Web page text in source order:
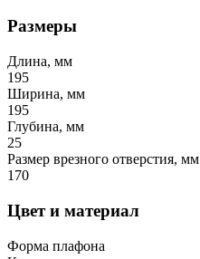
Размеры
Длина, мм
195
Ширина, мм
195
Глубина, мм
25
Размер врезного отверстия, мм
170
Цвет и материал
Форма плафона